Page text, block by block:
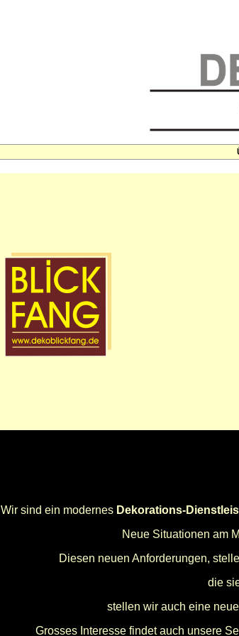
Wir sind ein modernes Dekorations-
Neue Situationen am
Diesen neuen Anforderungen,
die
stellen wir auch eine
Grosses Interesse findet auch unsere